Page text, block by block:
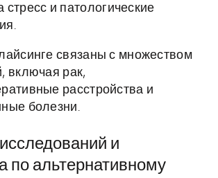
стресс и патологические
связаны с множеством
включая рак,
расстройства и
болезни.
и
по альтернативному